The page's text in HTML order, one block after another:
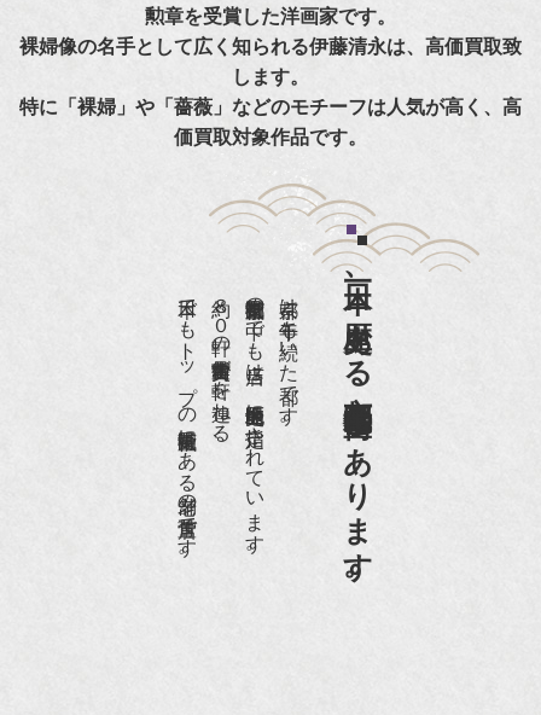
勲章を受賞した洋画家です。
裸婦像の名手として広く知られる伊藤清永は、高価買取致
します。
特に「裸婦」や「薔薇」などのモチーフは人気が高く、高
価買取対象作品です。
日本一、歴史ある
京都祇園骨董街にあります。
京都は千年も続いた都です。
京都祇園骨董街の中でも当店は、歴史的保全地区に指定されています。
約８０軒の古美術骨董商が軒を連ねる、
日本でもトップの祇園骨董街にある老舗の骨董店です。